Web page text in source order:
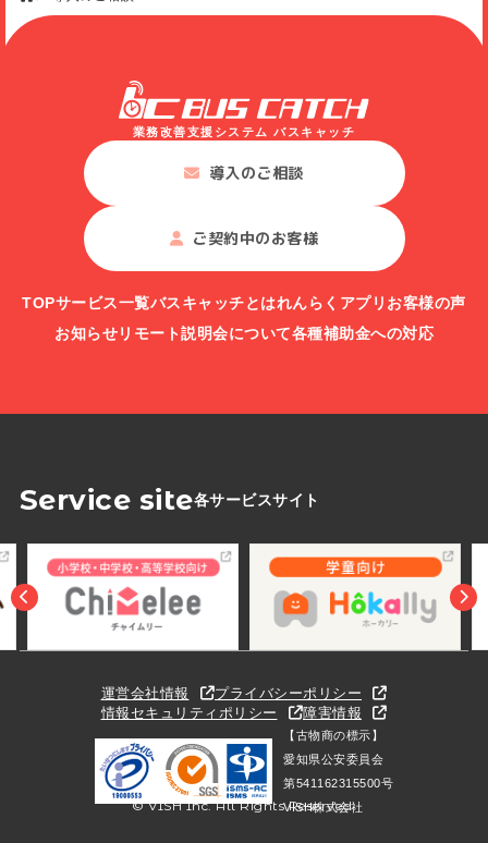
業務改善支援システム バスキャッチ
導入のご相談
ご契約中のお客様
TOPサービス一覧バスキャッチとはれんらくアプリ お客様の声
お知らせリモート説明会について各種補助金への対応
Service site各サービスサイト
運営会社情報
プライバシーポリシー
情報セキュリティポリシー
障害情報
【古物商の標示】
愛知県公安委員会
第541162315500号
VISH株式会社
© VISH Inc. All Rights Reserved.